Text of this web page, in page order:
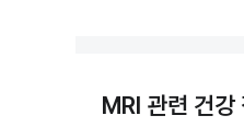
MRI 관련 건강